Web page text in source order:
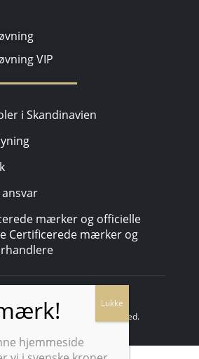
VIP
i Skandinavien
mærker og officielle
Certificerede mærker og
© 2024. All Rights Reserved.
hjemmeside